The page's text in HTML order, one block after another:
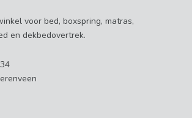
voor bed, boxspring, matras,
en dekbedovertrek.